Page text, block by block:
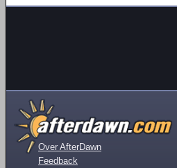
Over AfterDawn
Feedback